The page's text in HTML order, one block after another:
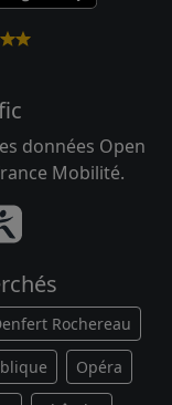
données Open
Mobilité.
Rochereau
Opéra